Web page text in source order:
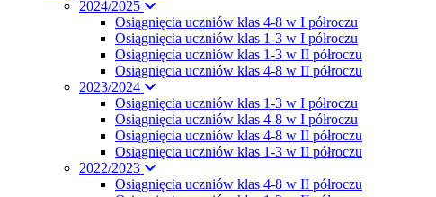
2024/2025
Osiągnięcia uczniów klas 4-8 w I półroczu
Osiągnięcia uczniów klas 1-3 w I półroczu
Osiągnięcia uczniów klas 1-3 w II półroczu
Osiągnięcia uczniów klas 4-8 w II półroczu
2023/2024
Osiągnięcia uczniów klas 1-3 w I półroczu
Osiągnięcia uczniów klas 4-8 w I półroczu
Osiągnięcia uczniów klas 4-8 w II półroczu
Osiągnięcia uczniów klas 1-3 w II półroczu
2022/2023
Osiągnięcia uczniów klas 4-8 w II półroczu